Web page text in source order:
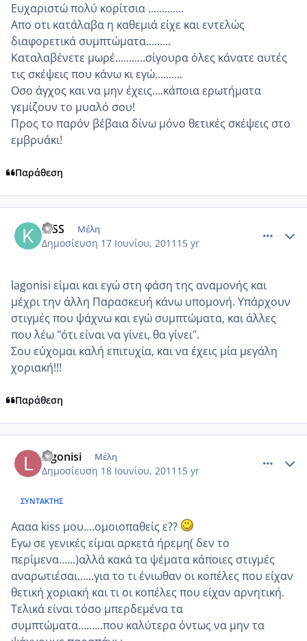
Ευχαριστώ πολύ κορίτσια .............
Απο οτι κατάλαβα η καθεμιά είχε και εντελώς
διαφορετικά συμπτώματα.........
Καταλαβένετε μωρέ...........σίγουρα όλες κάνατε αυτές
τις σκέψεις που κάνω κι εγώ..........
Οσο άγχος και να μην έχεις....κάποια ερωτήματα
γεμίζουν το μυαλό σου!
Προς το παρόν βέβαια δίνω μόνο θετικές σκέψεις στο
εμβρυάκι!
Παράθεση
KISS Μέλη
Δημοσίευση 17 Ιουνίου, 2011 15 yr
lagonisi είμαι και εγώ στη φάση της αναμονής και
μέχρι την άλλη Παρασκευή κάνω υπομονή. Υπάρχουν
στιγμές που ψάχνω και εγώ συμπτώματα, και άλλες
που λέω "ότι είναι να γίνει, θα γίνει".
Σου εύχομαι καλή επιτυχία, και να έχεις μία μεγάλη
χοριακή!!!
Παράθεση
lagonisi Μέλη
Δημοσίευση 18 Ιουνίου, 2011 15 yr
ΣΥΝΤΆΚΤΗΣ
Αααα kiss μου....ομοιοπαθείς ε??
Εγω σε γενικές είμαι αρκετά ήρεμη( δεν το
περίμενα......)αλλά κακά τα ψέματα κάποιες στιγμές
αναρωτιέσαι......για το τι ένιωθαν οι κοπέλες που είχαν
θετική χοριακή και τι οι κοπέλες που είχαν αρνητική.
Τελικά είναι τόσο μπερδεμένα τα
συμπτώματα.........που καλύτερα όντως να μην τα